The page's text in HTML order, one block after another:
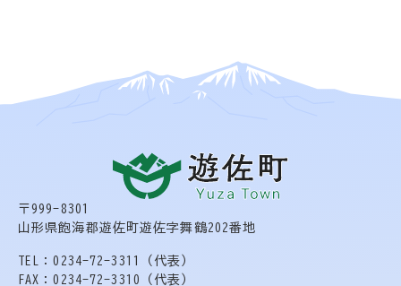
〒999-8301
山形県飽海郡遊佐町遊佐字舞鶴202番地
TEL：0234-72-3311（代表）
FAX：0234-72-3310（代表）